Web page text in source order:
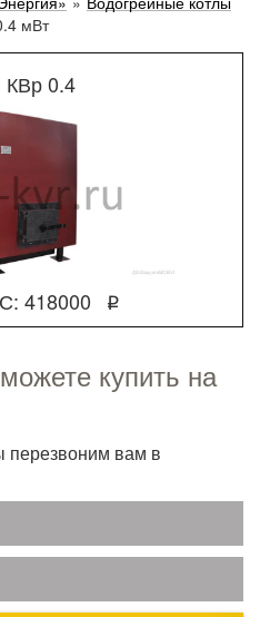
мВт
КВр 0.4
418000 q
купить на
перезвоним вам в